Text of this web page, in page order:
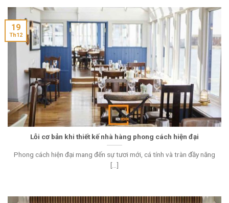
Lỗi cơ bản khi thiết kế nhà hàng phong cách hiện đại
Phong cách hiện đại mang đến sự tươi mới, cá tính và tràn đầy năng
[...]
19
Th12